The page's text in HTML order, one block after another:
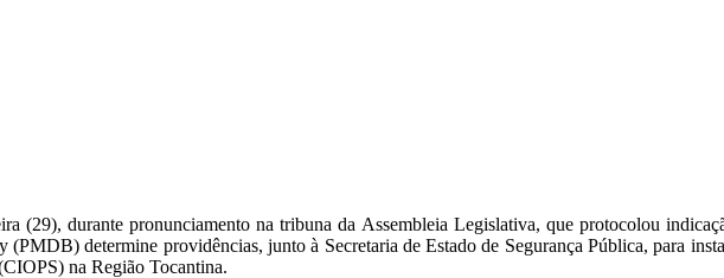
(29), durante pronunciamento na tribuna da Assembleia Legislativa, que protocolou
(PMDB) determine providências, junto à Secretaria de Estado de Segurança Pública, para
na Região Tocantina.